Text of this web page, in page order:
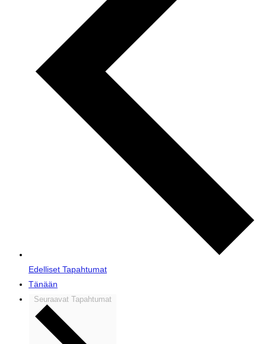
Edelliset Tapahtumat
Tänään
Seuraavat Tapahtumat